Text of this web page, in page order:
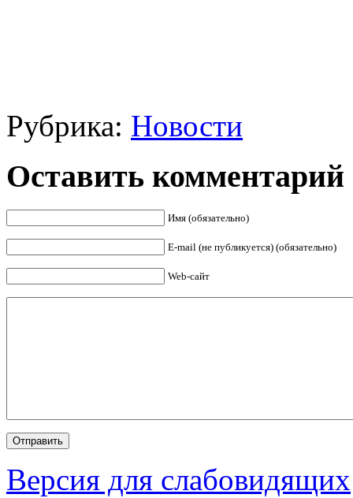
Рубрика: Новости
Оставить комментарий
Имя (обязательно)
E-mail (не публикуется) (обязательно)
Web-сайт
Версия для слабовидящих